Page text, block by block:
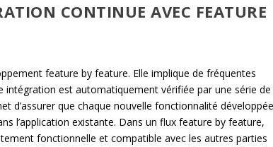
CONTINUE AVEC FEATURE
feature by feature. Elle implique de fréquentes
est automatiquement vérifiée par une série de
d’assurer que chaque nouvelle fonctionnalité
l’application existante. Dans un flux feature by feature,
fonctionnelle et compatible avec les autres parties